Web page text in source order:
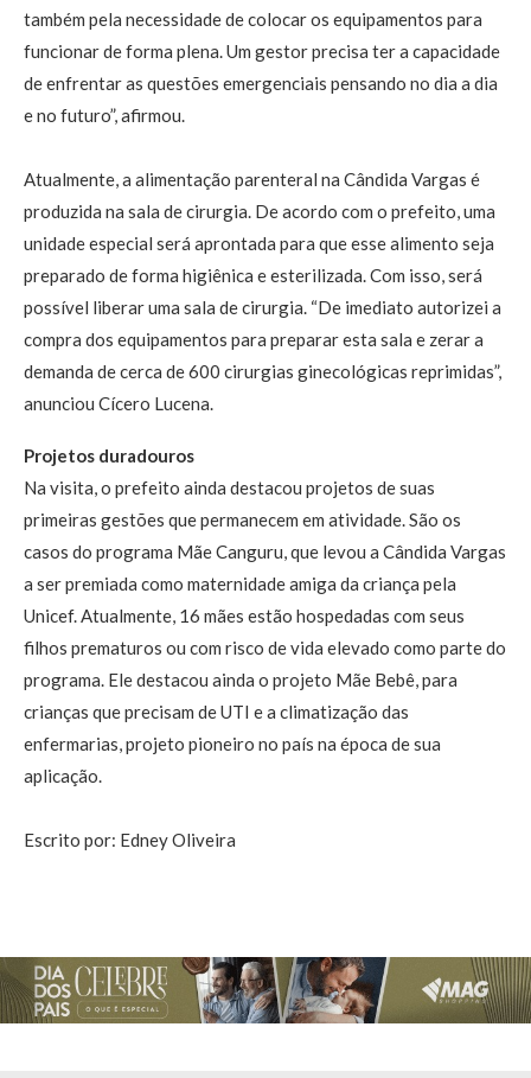
também pela necessidade de colocar os equipamentos para
funcionar de forma plena. Um gestor precisa ter a capacidade
de enfrentar as questões emergenciais pensando no dia a dia
e no futuro”, afirmou.
Atualmente, a alimentação parenteral na Cândida Vargas é
produzida na sala de cirurgia. De acordo com o prefeito, uma
unidade especial será aprontada para que esse alimento seja
preparado de forma higiênica e esterilizada. Com isso, será
possível liberar uma sala de cirurgia. “De imediato autorizei a
compra dos equipamentos para preparar esta sala e zerar a
demanda de cerca de 600 cirurgias ginecológicas reprimidas”,
anunciou Cícero Lucena.
Projetos duradouros
Na visita, o prefeito ainda destacou projetos de suas
primeiras gestões que permanecem em atividade. São os
casos do programa Mãe Canguru, que levou a Cândida Vargas
a ser premiada como maternidade amiga da criança pela
Unicef. Atualmente, 16 mães estão hospedadas com seus
filhos prematuros ou com risco de vida elevado como parte do
programa. Ele destacou ainda o projeto Mãe Bebê, para
crianças que precisam de UTI e a climatização das
enfermarias, projeto pioneiro no país na época de sua
aplicação.
Escrito por: Edney Oliveira